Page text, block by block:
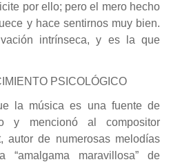
por ello; pero el mero hecho
y hace sentirnos muy bien.
intrínseca, y es la que
PSICOLÓGICO
la música es una fuente de
y mencionó al compositor
autor de numerosas melodías
maravillosa” de